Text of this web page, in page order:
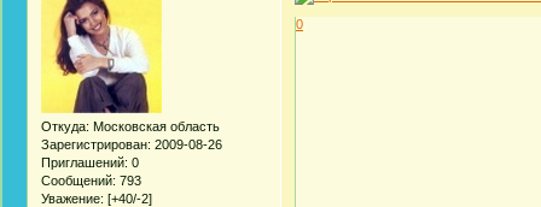
Откуда: Московская область
Зарегистрирован: 2009-08-26
Приглашений: 0
Сообщений: 793
Уважение: [+40/-2]
0